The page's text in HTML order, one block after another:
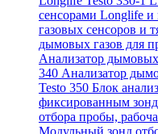
сенсорами Longlife и
газовых сенсоров и
дымовых газов для
Анализатор
340 Анализатор
Testo 350 Блок
фиксированным
отбора пробы,
Модульный зонд